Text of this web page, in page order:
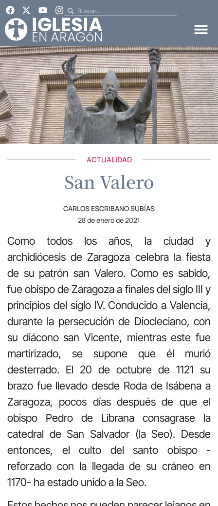
ACTUALIDAD
San Valero
CARLOS ESCRIBANO SUBÍAS
28 de enero de 2021
Como todos los años, la ciudad y
archidiócesis de Zaragoza celebra la fiesta
de su patrón san Valero. Como es sabido,
fue obispo de Zaragoza a finales del siglo III y
principios del siglo IV. Conducido a Valencia,
durante la persecución de Diocleciano, con
su diácono san Vicente, mientras este fue
martirizado, se supone que él murió
desterrado. El 20 de octubre de 1121 su
brazo fue llevado desde Roda de Isábena a
Zaragoza, pocos días después de que el
obispo Pedro de Librana consagrase la
catedral de San Salvador (la Seo). Desde
entonces, el culto del santo obispo -
reforzado con la llegada de su cráneo en
1170- ha estado unido a la Seo.